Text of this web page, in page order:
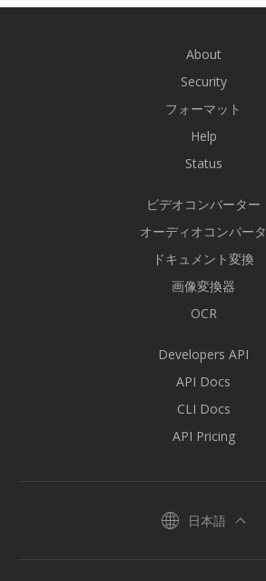
About
Security
フォーマット
Help
Status
ビデオコンバーター
オーディオコンバータ
ドキュメント変換
画像変換器
OCR
Developers API
API Docs
CLI Docs
API Pricing
日本語